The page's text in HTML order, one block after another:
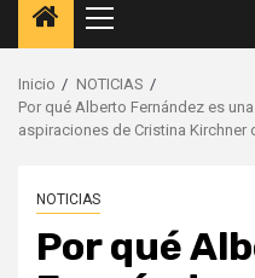
Menú
principal
Inicio
NOTICIAS
Por qué Alberto Fernández es
aspiraciones de Cristina Kirchner
NOTICIAS
Por qué